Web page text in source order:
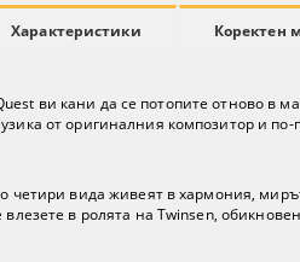
Характеристики Коректен
ви кани да се потопите отново в
от оригиналния композитор и
четири вида живеят в хармония,
в ролята на Twinsen,